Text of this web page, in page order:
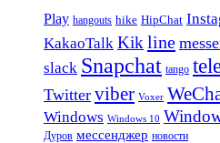
Play hangouts hike HipChat
KakaoTalk Kik line
slack Snapchat tango
Twitter viber Voxer
Windows Windows 10
Дуров мессенджер новости